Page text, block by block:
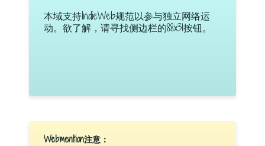
本域支持IndieWeb规范以参与独立网络运
动。欲了解，请寻找侧边栏的88x31按钮。
Webmention注意：